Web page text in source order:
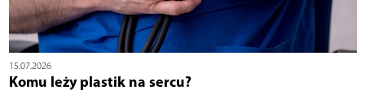
15.07.2026
Komu leży plastik na sercu?